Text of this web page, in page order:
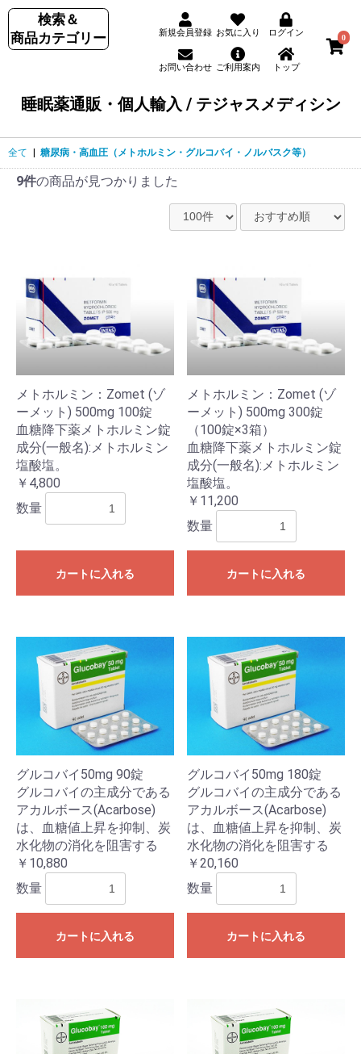
検索＆
商品カテゴリー
新規会員登録 お気に入り ログイン
お問い合わせ ご利用案内 トップ
0
睡眠薬通販・個人輸入 / テジャスメディシン
全て 糖尿病・高血圧（メトホルミン・グルコバイ・ノルバスク等）
9件の商品が見つかりました
メトホルミン：Zomet (ゾ
ーメット) 500mg 100錠
血糖降下薬メトホルミン錠
成分(一般名):メトホルミン
塩酸塩。
￥4,800
数量
カートに入れる
メトホルミン：Zomet (ゾ
ーメット) 500mg 300錠
（100錠×3箱）
血糖降下薬メトホルミン錠
成分(一般名):メトホルミン
塩酸塩。
￥11,200
数量
カートに入れる
グルコバイ50mg 90錠
グルコバイの主成分である
アカルボース(Acarbose)
は、血糖値上昇を抑制、炭
水化物の消化を阻害する
￥10,880
数量
カートに入れる
グルコバイ50mg 180錠
グルコバイの主成分である
アカルボース(Acarbose)
は、血糖値上昇を抑制、炭
水化物の消化を阻害する
￥20,160
数量
カートに入れる